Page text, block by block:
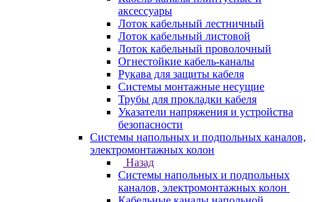
аксессуары
Лоток кабельный лестничный
Лоток кабельный листовой
Лоток кабельный проволочный
Огнестойкие кабель-каналы
Рукава для защиты кабеля
Системы монтажные несущие
Трубы для прокладки кабеля
Указатели напряжения и устройства
безопасности
Системы напольных и подпольных каналов,
электромонтажных колон
Назад
Системы напольных и подпольных
каналов, электромонтажных колон